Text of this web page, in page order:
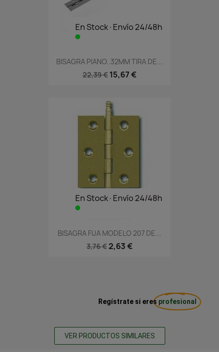
En Stock·Envío 24/48h
BISAGRA PIANO..32MM TIRA DE...
22,39 € 15,67 €
En Stock·Envío 24/48h
BISAGRA FIJA MODELO 207 DE...
3,76 € 2,63 €
Regístrate si eres profesional
VER PRODUCTOS SIMILARES